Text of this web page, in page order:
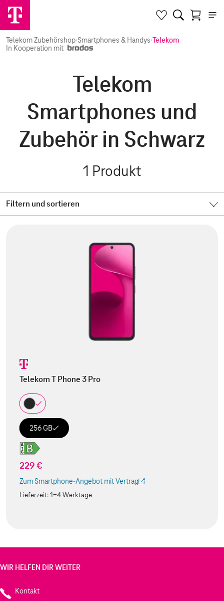
Telekom Zubehörshop·Smartphones & Handys·Telekom
In Kooperation mit
Telekom
Smartphones und
Zubehör in Schwarz
1 Produkt
Filtern und sortieren
Telekom T Phone 3 Pro
256 GB
229 €
Zum Smartphone-Angebot mit Vertrag
(Der Link wird in einem neuen Tab geöffnet)
Lieferzeit:1-4 Werktage
WIR HELFEN DIR WEITER
Kontakt